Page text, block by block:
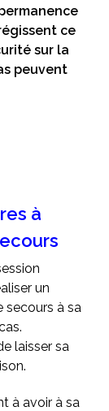
ce
sur la
peuvent
à
un
secours à sa
laisser sa
à avoir à sa